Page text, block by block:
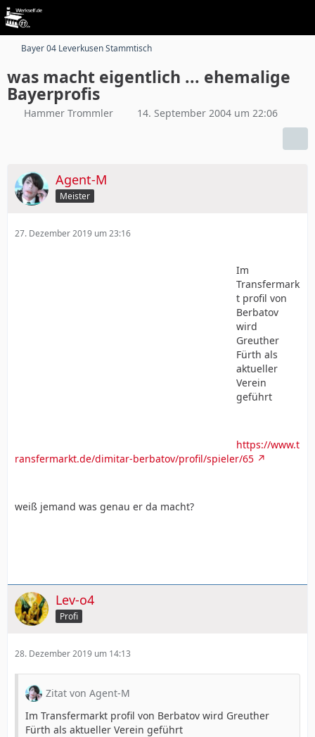
Bayer 04 Leverkusen Stammtisch
was macht eigentlich ... ehemalige
Bayerprofis
Hammer Trommler 14. September 2004 um 22:06
Agent-M
Meister
27. Dezember 2019 um 23:16
Im
Transfermark
t profil von
Berbatov
wird
Greuther
Fürth als
aktueller
Verein
geführt
https://www.t
ransfermarkt.de/dimitar-berbatov/profil/spieler/65
weiß jemand was genau er da macht?
Lev-o4
Profi
28. Dezember 2019 um 14:13
Zitat von Agent-M
Im Transfermarkt profil von Berbatov wird Greuther
Fürth als aktueller Verein geführt